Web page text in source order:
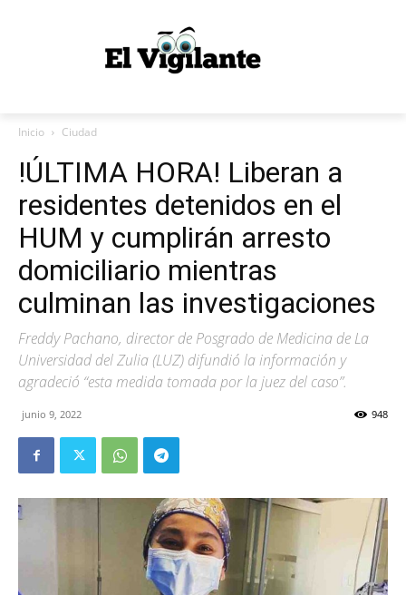
Inicio Ciudad
!ÚLTIMA HORA! Liberan a
residentes detenidos en el
HUM y cumplirán arresto
domiciliario mientras
culminan las investigaciones
Freddy Pachano, director de Posgrado de Medicina de La
Universidad del Zulia (LUZ) difundió la información y
agradeció “esta medida tomada por la juez del caso”.
junio 9, 2022 948